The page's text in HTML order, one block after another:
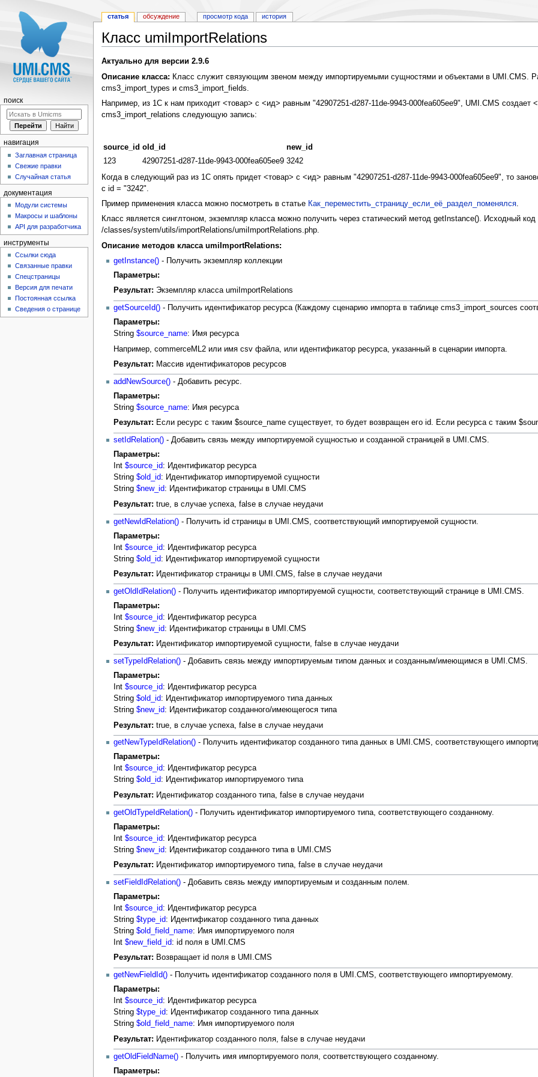
Класс umiImportRelations
Актуально для версии 2.9.6
Описание класса: Класс служит связующим звеном между импортируемыми сущностями и объектами в UMI.CMS.
cms3_import_types и cms3_import_fields.
Например, из 1С к нам приходит <товар> с <ид> равным "42907251-d287-11de-9943-000fea605ee9", UMI.CMS
cms3_import_relations следующую запись:
source_id old_id
new_id
123
42907251-d287-11de-9943-000fea605ee9 3242
Когда в следующий раз из 1С опять придет <товар> с <ид> равным "42907251-d287-11de-9943-000fea605ee9", то
с id = "3242".
Пример применения класса можно посмотреть в статье Как_переместить_страницу_если_её_раздел_поменялся.
Класс является синглтоном, экземпляр класса можно получить через статический метод getInstance(). Исходный
/classes/system/utils/importRelations/umiImportRelations.php.
Описание методов класса umiImportRelations:
getInstance()- Получить экземпляр коллекции
Параметры:
Результат: Экземпляр класса umiImportRelations
getSourceId()- Получить идентификатор ресурса (Каждому сценарию импорта в таблице cms3_import_sources
Параметры:
String$source_name: Имя ресурса
Например, commerceML2 или имя csv файла, или идентификатор ресурса, указанный в сценарии импорта.
Результат: Массив идентификаторов ресурсов
addNewSource()- Добавить ресурс.
Параметры:
String$source_name: Имя ресурса
Результат: Если ресурс с таким $source_name существует, то будет возвращен его id. Если ресурса с таким
setIdRelation()- Добавить связь между импортируемой сущностью и созданной страницей в UMI.CMS.
Параметры:
Int $source_id: Идентификатор ресурса
String $old_id: Идентификатор импортируемой сущности
String $new_id: Идентификатор страницы в UMI.CMS
Результат: true, в случае успеха, false в случае неудачи
getNewIdRelation()- Получить id страницы в UMI.CMS, соответствующий импортируемой сущности.
Параметры:
Int $source_id: Идентификатор ресурса
String $old_id: Идентификатор импортируемой сущности
Результат: Идентификатор страницы в UMI.CMS, false в случае неудачи
getOldIdRelation()- Получить идентификатор импортируемой сущности, соответствующий странице в UMI.CMS.
Параметры:
Int $source_id: Идентификатор ресурса
String $new_id: Идентификатор страницы в UMI.CMS
Результат: Идентификатор импортируемой сущности, false в случае неудачи
setTypeIdRelation()- Добавить связь между импортируемым типом данных и созданным/имеющимся в UMI.CMS.
Параметры:
Int $source_id: Идентификатор ресурса
String $old_id: Идентификатор импортируемого типа данных
String $new_id: Идентификатор созданного/имеющегося типа
Результат: true, в случае успеха, false в случае неудачи
getNewTypeIdRelation()- Получить идентификатор созданного типа данных в UMI.CMS, соответствующего
Параметры:
Int $source_id: Идентификатор ресурса
String $old_id: Идентификатор импортируемого типа
Результат: Идентификатор созданного типа, false в случае неудачи
getOldTypeIdRelation()- Получить идентификатор импортируемого типа, соответствующего созданному.
Параметры:
Int $source_id: Идентификатор ресурса
String $new_id: Идентификатор созданного типа в UMI.CMS
Результат: Идентификатор импортируемого типа, false в случае неудачи
setFieldIdRelation()- Добавить связь между импортируемым и созданным полем.
Параметры:
Int $source_id: Идентификатор ресурса
String $type_id: Идентификатор созданного типа данных
String $old_field_name: Имя импортируемого поля
Int $new_field_id: id поля в UMI.CMS
Результат: Возвращает id поля в UMI.CMS
getNewFieldId()- Получить идентификатор созданного поля в UMI.CMS, соответствующего импортируемому.
Параметры:
Int $source_id: Идентификатор ресурса
String $type_id: Идентификатор созданного типа данных
String $old_field_name: Имя импортируемого поля
Результат: Идентификатор созданного поля, false в случае неудачи
getOldFieldName()- Получить имя импортируемого поля, соответствующего созданному.
Параметры:
статья обсуждение просмотр кода история
поиск
навигация
Заглавная страница
Свежие правки
Случайная статья
документация
Модули системы
Макросы и шаблоны
API для разработчика
инструменты
Ссылки сюда
Связанные правки
Спецстраницы
Версия для печати
Постоянная ссылка
Сведения о странице